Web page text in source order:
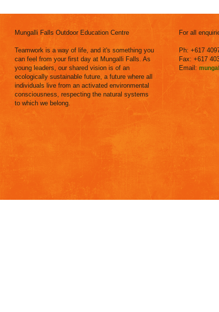
Mungalli Falls Outdoor Education Centre
Teamwork is a way of life, and it's something you
can feel from your first day at Mungalli Falls. As
young leaders, our shared vision is of an
ecologically sustainable future, a future where all
individuals live from an activated environmental
consciousness, respecting the natural systems
to which we belong.
For all
Ph: +617
Fax: +617
Email: